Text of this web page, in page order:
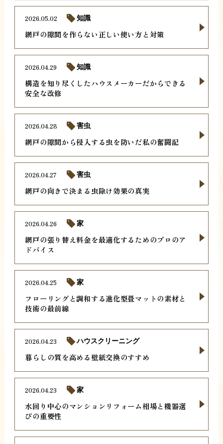
網戸の隙間を作らない正しい使い方と対策
2026.05.02 知識
構造を知り尽くしたハウスメーカーだからできる
安全な改修
2026.04.29 知識
網戸の隙間から侵入する虫を防いだ私の奮闘記
2026.04.28 害虫
網戸の向きで決まる虫除け効果の真実
2026.04.27 害虫
網戸の張り替え料金を最適化するためのプロのア
ドバイス
2026.04.26 家
フローリングと調和する進化型畳マットの素材と
技術の最前線
2026.04.25 家
暮らしの質を高める壁紙交換のすすめ
2026.04.23 ハウスクリーニング
水回り中心のマンションリフォーム相場と機器選
びの重要性
2026.04.23 家